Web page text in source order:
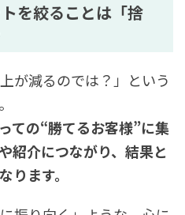
を絞ることは「捨
が減るのでは？」という
ての“勝てるお客様”に集
紹介につながり、結果と
ります。